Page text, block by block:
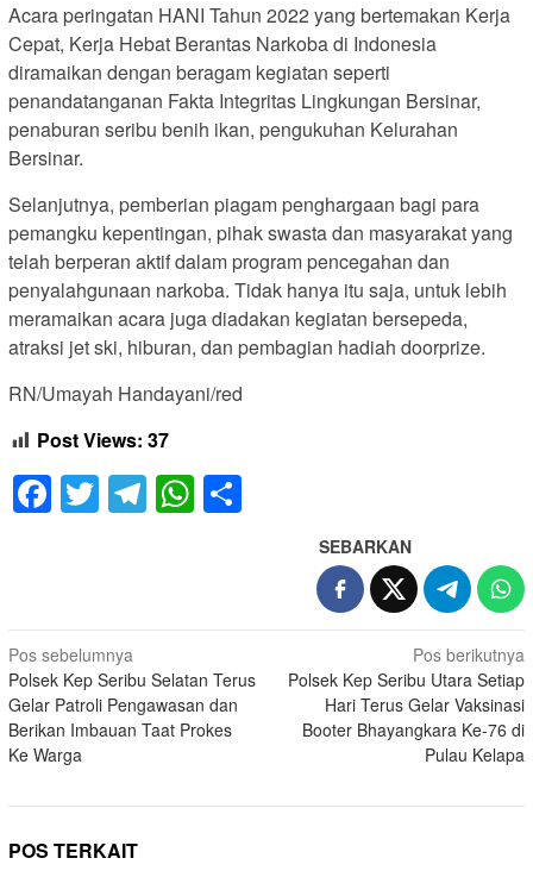
Acara peringatan HANI Tahun 2022 yang bertemakan Kerja
Cepat, Kerja Hebat Berantas Narkoba di Indonesia
diramaikan dengan beragam kegiatan seperti
penandatanganan Fakta Integritas Lingkungan Bersinar,
penaburan seribu benih ikan, pengukuhan Kelurahan
Bersinar.
Selanjutnya, pemberian piagam penghargaan bagi para
pemangku kepentingan, pihak swasta dan masyarakat yang
telah berperan aktif dalam program pencegahan dan
penyalahgunaan narkoba. Tidak hanya itu saja, untuk lebih
meramaikan acara juga diadakan kegiatan bersepeda,
atraksi jet ski, hiburan, dan pembagian hadiah doorprize.
RN/Umayah Handayani/red
Post Views: 37
Facebook
TwitterTelegram
WhatsApp
SEBARKAN
Navigasi
pos
Pos sebelumnya
Polsek Kep Seribu Selatan Terus
Gelar Patroli Pengawasan dan
Berikan Imbauan Taat Prokes
Ke Warga
Pos berikutnya
Polsek Kep Seribu Utara Setiap
Hari Terus Gelar Vaksinasi
Booter Bhayangkara Ke-76 di
Pulau Kelapa
POS TERKAIT